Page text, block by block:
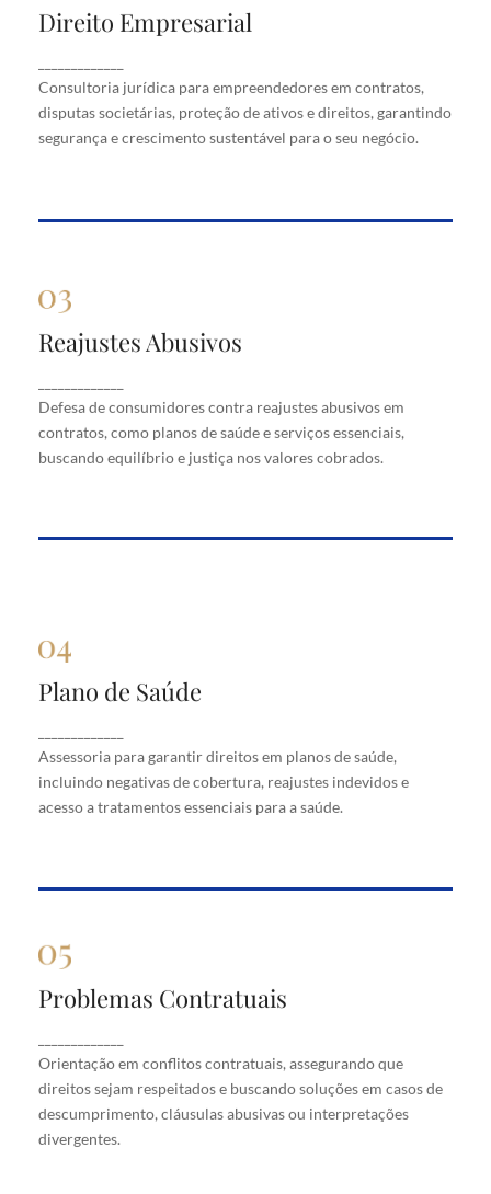
Direito Empresarial
Consultoria jurídica para empreendedores em contratos,
disputas societárias, proteção de ativos e direitos, garantindo
segurança e crescimento sustentável para o seu negócio.
Direito Empresarial
contratos, disputas societárias, proteção de ativos
e direitos, garantindo segurança e crescimento
sustentável para o seu negócio.
Reajustes Abusivos
Defesa de consumidores contra reajustes abusivos em
contratos, como planos de saúde e serviços essenciais,
buscando equilíbrio e justiça nos valores cobrados.
Reajustes Abusivos
em contratos, como planos de saúde e serviços
essenciais, buscando equilíbrio e justiça nos valores
cobrados.
Plano de Saúde
Assessoria para garantir direitos em planos de saúde,
incluindo negativas de cobertura, reajustes indevidos e
acesso a tratamentos essenciais para a saúde.
Plano de Saúde
saúde, incluindo negativas de cobertura, reajustes
indevidos e acesso a tratamentos essenciais para a
saúde.
Problemas Contratuais
Orientação em conflitos contratuais, assegurando que
direitos sejam respeitados e buscando soluções em casos de
descumprimento, cláusulas abusivas ou interpretações
divergentes.
Problemas Contratuais
que direitos sejam respeitados e buscando soluções
em casos de descumprimento, cláusulas abusivas
ou interpretações divergentes.